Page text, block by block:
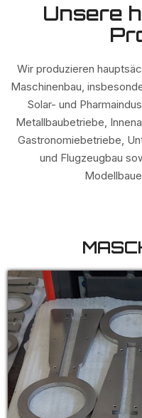
Unsere
Wir produzieren
Maschinenbau,
Solar- und
Metallbaubetriebe,
Gastronomiebetriebe,
und Flugzeugbau